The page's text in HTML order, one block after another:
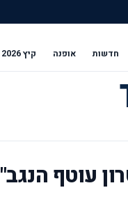
חדשות אופנה קיץ 2026
עוטף הנגב"